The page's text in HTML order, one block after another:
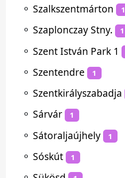
⚬ Szalkszentmárton 1
⚬ Szaplonczay Stny. 1
⚬ Szent István Park 1
⚬ Szentendre 1
⚬ Szentkirályszabadja
⚬ Sárvár 1
⚬ Sátoraljaújhely 1
⚬ Sóskút 1